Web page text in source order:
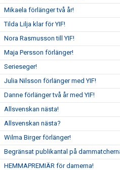
Mikaela förlänger två år!
Tilda Lilja klar för YIF!
Nora Rasmusson till YIF!
Maja Persson förlänger!
Serieseger!
Julia Nilsson förlänger med YIF!
Danne förlänger två år med YIF!
Allsvenskan nästa!
Allsvenskan nästa?
Wilma Birger förlänger!
Begränsat publikantal på
HEMMAPREMIÄR för damerna!